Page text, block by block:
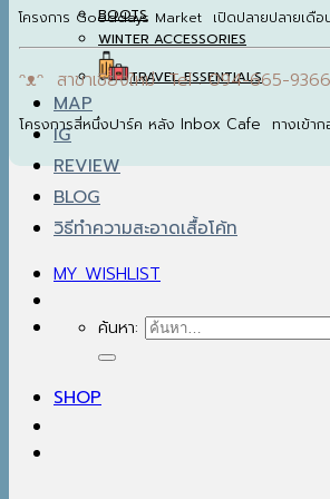
BOOTS
WINTER ACCESSORIES
TRAVEL ESSENTIALS
MAP
IG
REVIEW
BLOG
วิธีทำความสะอาดเสื้อโค้ท
MY WISHLIST
ค้นหา:
SHOP
โครงการ Gooddays Market เปิดปลายปลายเดื
ᵔᴥᵔ สาขาเชียงใหม่ Tel : 094-665-9366
โครงการสี่หนึ่งปาร์ค หลัง Inbox Cafe ทางเข้